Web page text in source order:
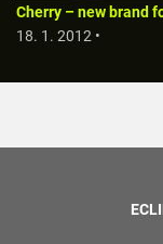
Cherry – new brand
18. 1. 2012 •